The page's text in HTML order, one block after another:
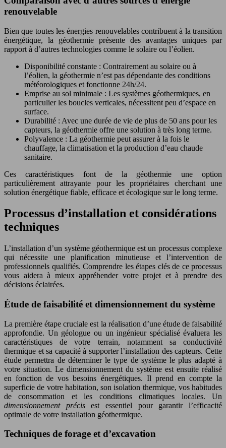
renouvelable
Bien que toutes les énergies renouvelables contribuent à la transition
énergétique, la géothermie présente des avantages uniques par
rapport à d’autres technologies comme le solaire ou l’éolien.
Disponibilité constante : Contrairement au solaire ou à
l’éolien, la géothermie n’est pas dépendante des conditions
météorologiques et fonctionne 24h/24.
Emprise au sol minimale : Les systèmes géothermiques, en
particulier les boucles verticales, nécessitent peu d’espace en
surface.
Durabilité : Avec une durée de vie de plus de 50 ans pour les
capteurs, la géothermie offre une solution à très long terme.
Polyvalence : La géothermie peut assurer à la fois le
chauffage, la climatisation et la production d’eau chaude
sanitaire.
Ces caractéristiques font de la géothermie une option
particulièrement attrayante pour les propriétaires cherchant une
solution énergétique fiable, efficace et écologique sur le long terme.
Processus d’installation et considérations
techniques
L’installation d’un système géothermique est un processus complexe
qui nécessite une planification minutieuse et l’intervention de
professionnels qualifiés. Comprendre les étapes clés de ce processus
vous aidera à mieux appréhender votre projet et à prendre des
décisions éclairées.
Étude de faisabilité et dimensionnement du système
La première étape cruciale est la réalisation d’une étude de faisabilité
approfondie. Un géologue ou un ingénieur spécialisé évaluera les
caractéristiques de votre terrain, notamment sa conductivité
thermique et sa capacité à supporter l’installation des capteurs. Cette
étude permettra de déterminer le type de système le plus adapté à
votre situation. Le dimensionnement du système est ensuite réalisé
en fonction de vos besoins énergétiques. Il prend en compte la
superficie de votre habitation, son isolation thermique, vos habitudes
de consommation et les conditions climatiques locales. Un
dimensionnement précisest essentiel pour garantir l’efficacité
optimale de votre installation géothermique.
Techniques de forage et d’excavation